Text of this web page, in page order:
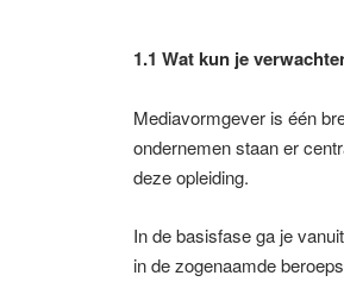
1.1 Wat kun je
Mediavormgever is één
ondernemen staan er
deze opleiding.
In de basisfase ga je
in de zogenaamde